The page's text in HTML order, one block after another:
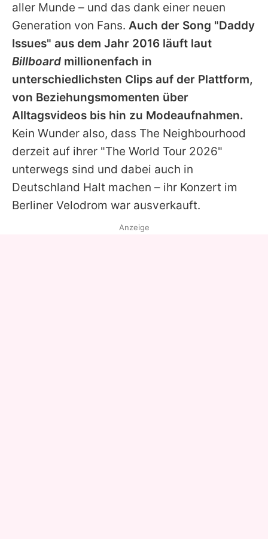
Impressum
Datenschutzerklärung
Utiq verwalten
aller Munde – und das dank einer neuen
Generation von Fans. Auch der Song "Daddy
Issues" aus dem Jahr 2016 läuft laut
Billboard millionenfach in
unterschiedlichsten Clips auf der Plattform,
von Beziehungsmomenten über
Alltagsvideos bis hin zu Modeaufnahmen.
Kein Wunder also, dass The Neighbourhood
derzeit auf ihrer "The World Tour 2026"
unterwegs sind und dabei auch in
Deutschland Halt machen – ihr Konzert im
Berliner Velodrom war ausverkauft.
Anzeige